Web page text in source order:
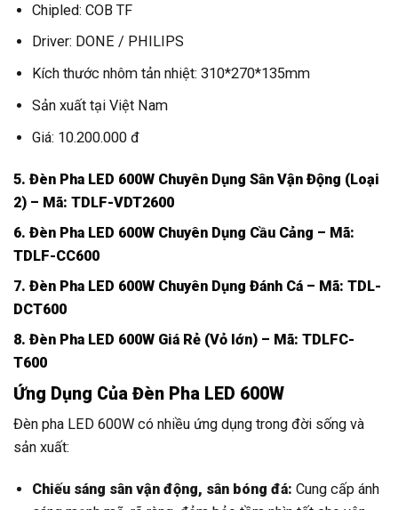
Chipled: COB TF
Driver: DONE / PHILIPS
Kích thước nhôm tản nhiệt: 310*270*135mm
Sản xuất tại Việt Nam
Giá: 10.200.000 đ
5. Đèn Pha LED 600W Chuyên Dụng Sân Vận Động (Loại
2) – Mã: TDLF-VDT2600
6. Đèn Pha LED 600W Chuyên Dụng Cầu Cảng – Mã:
TDLF-CC600
7. Đèn Pha LED 600W Chuyên Dụng Đánh Cá – Mã: TDL-
DCT600
8. Đèn Pha LED 600W Giá Rẻ (Vỏ lớn) – Mã: TDLFC-
T600
Ứng Dụng Của Đèn Pha LED 600W
Đèn pha LED 600W có nhiều ứng dụng trong đời sống và
sản xuất:
Chiếu sáng sân vận động, sân bóng đá: Cung cấp ánh